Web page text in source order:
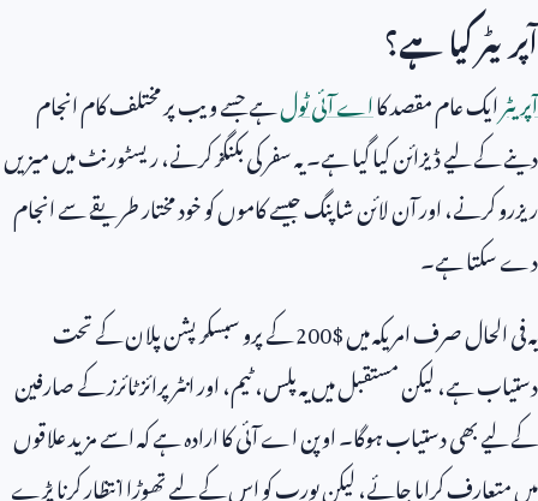
آپریٹر کیا ہے؟
آپریٹرایک عام مقصد کااے آئی ٹولہے جسے ویب پر مختلف کام انجام
دینے کے لیے ڈیزائن کیا گیا ہے۔ یہ سفر کی بکنگز کرنے، ریسٹورنٹ میں میزیں
ریزرو کرنے، اور آن لائن شاپنگ جیسے کاموں کو خود مختار طریقے سے انجام
دے سکتا ہے۔
یہ فی الحال صرف امریکہ میں $200کے پرو سبسکرپشن پلان کے تحت
دستیاب ہے، لیکن مستقبل میں یہ پلس، ٹیم، اور انٹرپرائز ٹائرز کے صارفین
کے لیے بھی دستیاب ہوگا۔ اوپن اے آئی کا ارادہ ہے کہ اسے مزید علاقوں
میں متعارف کرایا جائے، لیکن یورپ کو اس کے لیے تھوڑا انتظار کرنا پڑے